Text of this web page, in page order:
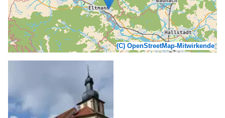
(C) OpenStreetMap-Mitwirkende